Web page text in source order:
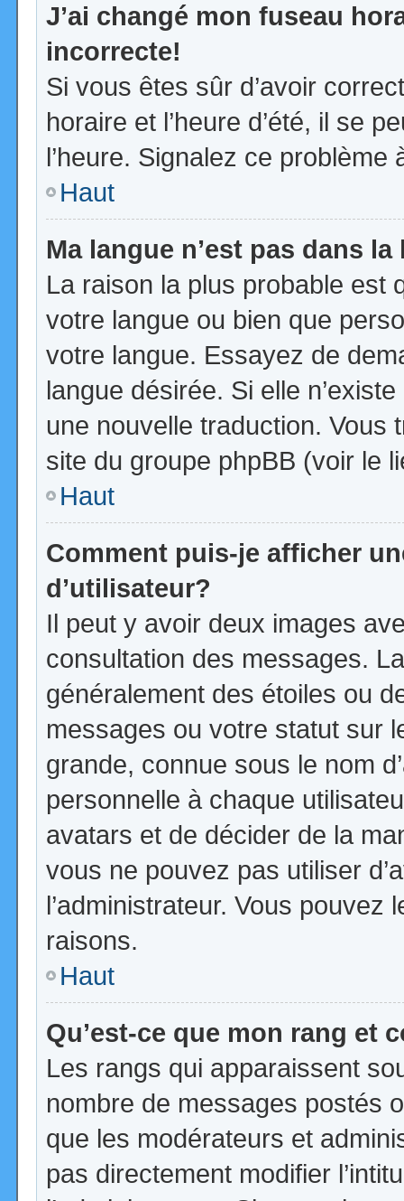
J’ai changé mon fuseau
incorrecte!
Si vous êtes sûr d’avoir
horaire et l’heure d’été, il se
l’heure. Signalez ce problème
Haut
Ma langue n’est pas dans la
La raison la plus probable est
votre langue ou bien que
votre langue. Essayez de
langue désirée. Si elle
une nouvelle traduction. Vous
site du groupe phpBB (voir le
Haut
Comment puis-je afficher
d’utilisateur?
Il peut y avoir deux images
consultation des messages.
généralement des étoiles ou
messages ou votre statut sur
grande, connue sous le nom
personnelle à chaque
avatars et de décider de la
vous ne pouvez pas utiliser
l’administrateur. Vous
raisons.
Haut
Qu’est-ce que mon rang et
Les rangs qui apparaissent
nombre de messages postés
que les modérateurs et
pas directement modifier